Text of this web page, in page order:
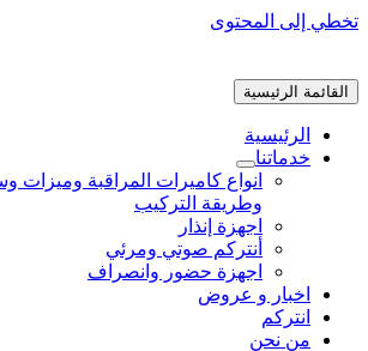
تخطي إلى المحتوى
القائمة الرئيسية
الرئيسية
خدماتنا
انواع كاميرات المراقبة وميزات
وطريقة التركيب
اجهزة إنذار
أنتركم صوتي ومرئي
اجهزة حضور وانصراف
اخبار و عروض
انتركم
من نحن